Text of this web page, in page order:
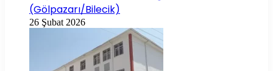
(Gölpazarı/Bilecik)
26 Şubat 2026